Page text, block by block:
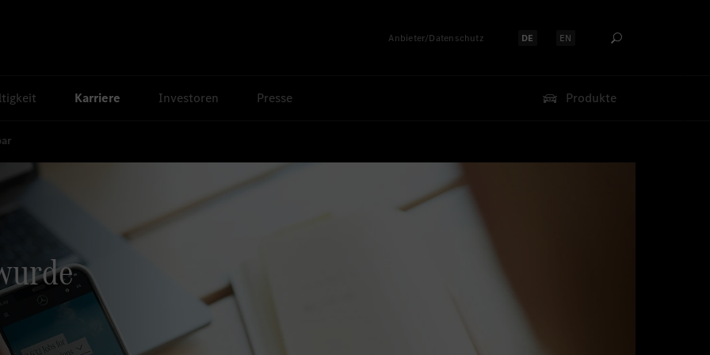
Anbieter/Datenschutz Sprache auswählen:
DE Sprache auswählen:
EN
Karriere Investoren Presse Produkte